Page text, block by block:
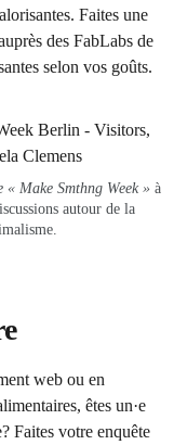
Faites une
des FabLabs de
selon vos goûts.
« Make Smthng Week » à
autour de la
web ou en
êtes un·e
Faites votre enquête